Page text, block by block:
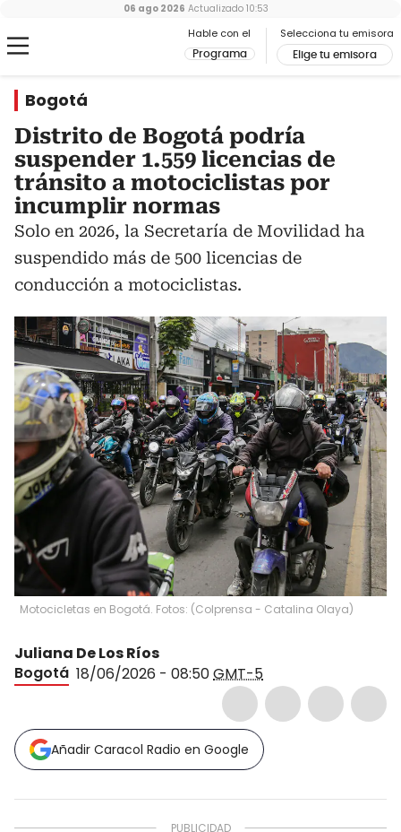
Hable con el
Programa
Selecciona tu emisora
Elige tu emisora
06 ago 2026 Actualizado 10:53
Bogotá
Distrito de Bogotá podría
suspender 1.559 licencias de
tránsito a motociclistas por
incumplir normas
Solo en 2026, la Secretaría de Movilidad ha
suspendido más de 500 licencias de
conducción a motociclistas.
Motocicletas en Bogotá. Fotos: (Colprensa - Catalina Olaya)
Juliana De Los Ríos
Bogotá 18/06/2026 - 08:50GMT-5
Añadir Caracol Radio en Google